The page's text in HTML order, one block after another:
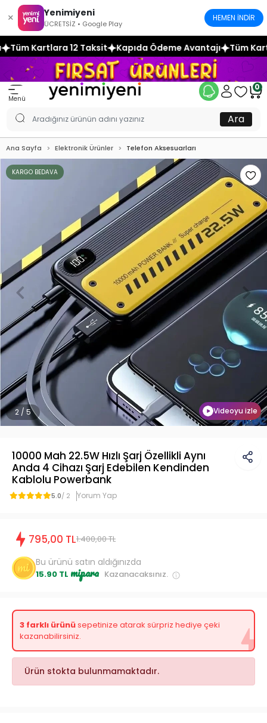
× Yenimiyeni
ÜCRETSİZ • Google Play
HEMEN İNDİR
Kapıda Ödeme Avantajı Tüm Kartlara 12 Taksit
Menü
0
Ara
Ana Sayfa Elektronik Ürünler Telefon Aksesuarları
2 / 5
KARGO BEDAVA
Videoyu izle
10000 Mah 22.5W Hızlı Şarj Özellikli Aynı
Anda 4 Cihazı Şarj Edebilen Kendinden
Kablolu Powerbank
5.0/ 2 Yorum Yap
795,00 TL1.400,00 TL
Bu ürünü satın aldığınızda
15.90 TL mipara Kazanacaksınız.
3 farklı ürünüsepetinize atarak sürpriz hediye çeki
kazanabilirsiniz.
Ürün stokta bulunmamaktadır.